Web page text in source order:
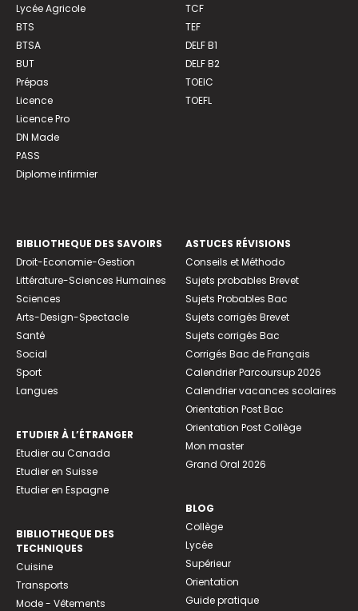
Lycée Agricole
BTS
BTSA
BUT
Prépas
Licence
Licence Pro
DN Made
PASS
Diplome infirmier
TCF
TEF
DELF B1
DELF B2
TOEIC
TOEFL
BIBLIOTHEQUE DES SAVOIRS
Droit-Economie-Gestion
Littérature-Sciences Humaines
Sciences
Arts-Design-Spectacle
Santé
Social
Sport
Langues
ETUDIER À L’ÉTRANGER
Etudier au Canada
Etudier en Suisse
Etudier en Espagne
BIBLIOTHEQUE DES
TECHNIQUES
Cuisine
Transports
Mode - Vêtements
ASTUCES RÉVISIONS
Conseils et Méthodo
Sujets probables Brevet
Sujets Probables Bac
Sujets corrigés Brevet
Sujets corrigés Bac
Corrigés Bac de Français
Calendrier Parcoursup 2026
Calendrier vacances scolaires
Orientation Post Bac
Orientation Post Collège
Mon master
Grand Oral 2026
BLOG
Collège
Lycée
Supérieur
Orientation
Guide pratique